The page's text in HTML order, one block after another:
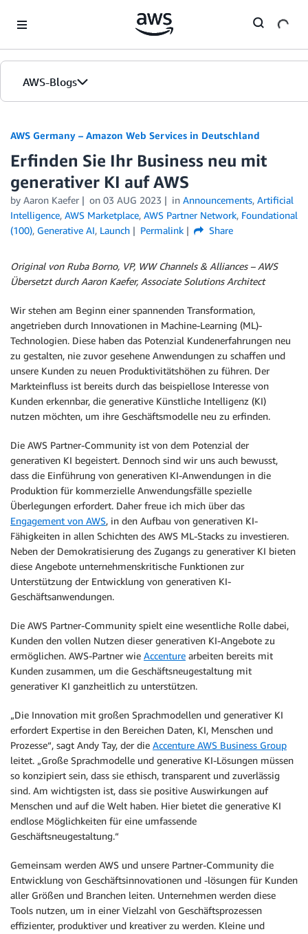
AWS-Blogs
Editionen
AWS Germany – Amazon Web Services in Deutschland
Erfinden Sie Ihr Business neu mit
generativer KI auf AWS
by Aaron Kaefer on 03 AUG 2023 in Announcements, Artificial
Intelligence, AWS Marketplace, AWS Partner Network, Foundational
(100), Generative AI, Launch Permalink Share
Original von Ruba Borno, VP, WW Channels & Alliances – AWS
Übersetzt durch Aaron Kaefer, Associate Solutions Architect
Wir stehen am Beginn einer spannenden Transformation,
angetrieben durch Innovationen in Machine-Learning (ML)-
Technologien. Diese haben das Potenzial Kundenerfahrungen neu
zu gestalten, nie zuvor gesehene Anwendungen zu schaffen und
unsere Kunden zu neuen Produktivitätshöhen zu führen. Der
Markteinfluss ist bereits durch das beispiellose Interesse von
Kunden erkennbar, die generative Künstliche Intelligenz (KI)
nutzen möchten, um ihre Geschäftsmodelle neu zu erfinden.
Die AWS Partner-Community ist von dem Potenzial der
generativen KI begeistert. Dennoch sind wir uns auch bewusst,
dass die Einführung von generativen KI-Anwendungen in die
Produktion für kommerzielle Anwendungsfälle spezielle
Überlegungen erfordert. Daher freue ich mich über das
Engagement von AWS, in den Aufbau von generativen KI-
Fähigkeiten in allen Schichten des AWS ML-Stacks zu investieren.
Neben der Demokratisierung des Zugangs zu generativer KI bieten
diese Angebote unternehmenskritische Funktionen zur
Unterstützung der Entwicklung von generativen KI-
Geschäftsanwendungen.
Die AWS Partner-Community spielt eine wesentliche Rolle dabei,
Kunden den vollen Nutzen dieser generativen KI-Angebote zu
ermöglichen. AWS-Partner wie Accenture arbeiten bereits mit
Kunden zusammen, um die Geschäftsneugestaltung mit
generativer KI ganzheitlich zu unterstützen.
„Die Innovation mit großen Sprachmodellen und generativer KI
erfordert Expertise in den Bereichen Daten, KI, Menschen und
Prozesse“, sagt Andy Tay, der die Accenture AWS Business Group
leitet. „Große Sprachmodelle und generative KI-Lösungen müssen
so konzipiert sein, dass sie ethisch, transparent und zuverlässig
sind. Am wichtigsten ist, dass sie positive Auswirkungen auf
Menschen und auf die Welt haben. Hier bietet die generative KI
endlose Möglichkeiten für eine umfassende
Geschäftsneugestaltung.“
Gemeinsam werden AWS und unsere Partner-Community die
Entwicklung von Geschäftsinnovationen und -lösungen für Kunden
aller Größen und Branchen leiten. Unternehmen werden diese
Tools nutzen, um in einer Vielzahl von Geschäftsprozessen
effizienter, produktiver und kreativer zu werden. Kleine und